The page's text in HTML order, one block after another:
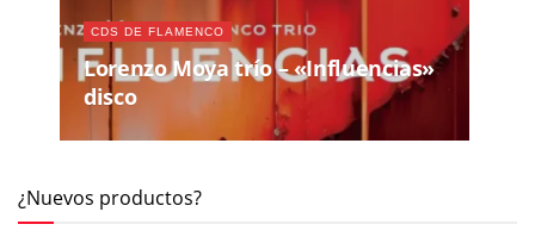
CDS DE FLAMENCO
Lorenzo Moya trío – «Influencias»
disco
¿Nuevos productos?